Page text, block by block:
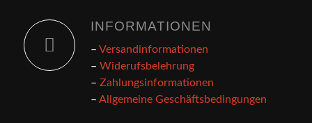
INFORMATIONEN
– Versandinformationen
– Widerufsbelehrung
– Zahlungsinformationen
– Allgemeine Geschäftsbedingungen